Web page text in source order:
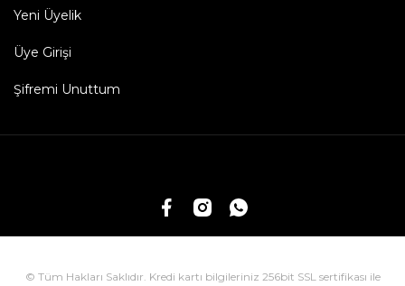
Yeni Üyelik
Üye Girişi
Şifremi Unuttum
© Tüm Hakları Saklıdır. Kredi kartı bilgileriniz 256bit SSL sertifikası ile